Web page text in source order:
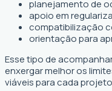
planejamento de
apoio em
compatibilização
orientação para
Esse tipo de
enxergar melhor os
viáveis para cada